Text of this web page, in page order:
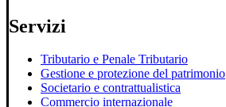
Servizi
Tributario e Penale Tributario
Gestione e protezione del patrimonio
Societario e contrattualistica
Commercio internazionale